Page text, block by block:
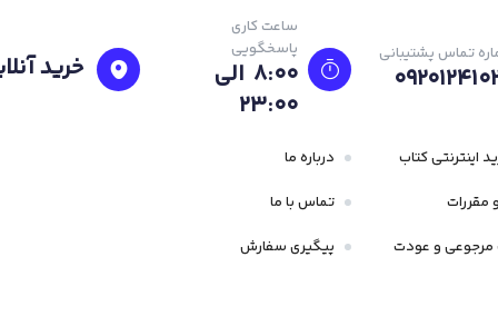
تماس پشتیبانی
ساعت کاری
پاسخگویی
8:00 الی
23:۰۰
خرید
اینترنتی کتاب
مقررات
و عودت
درباره ما
تماس با ما
پیگیری سفارش